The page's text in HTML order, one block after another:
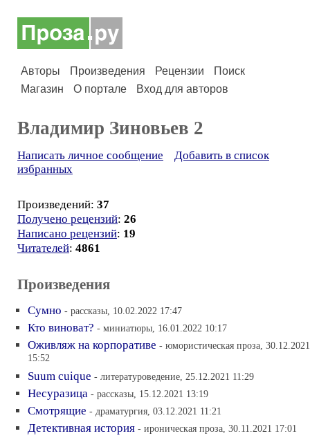
Авторы Произведения Рецензии
Поиск
Магазин
О портале Вход для авторов
Владимир Зиновьев 2
Написать личное сообщение
Добавить в список
избранных
Произведений: 37
Получено рецензий: 26
Написано рецензий: 19
Читателей: 4861
Произведения
Сумно - рассказы, 10.02.2022 17:47
Кто виноват? - миниатюры, 16.01.2022 10:17
Оживляж на корпоративе - юмористическая проза, 30.12.2021
15:52
Suum cuique - литературоведение, 25.12.2021 11:29
Несуразица - рассказы, 15.12.2021 13:19
Смотрящие - драматургия, 03.12.2021 11:21
Детективная история - ироническая проза, 30.11.2021 17:01